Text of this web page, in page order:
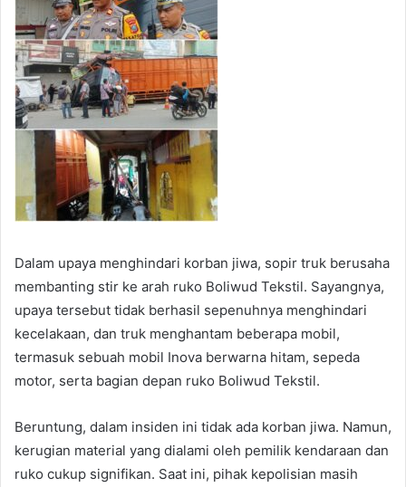
Dalam upaya menghindari korban jiwa, sopir truk berusaha
membanting stir ke arah ruko Boliwud Tekstil. Sayangnya,
upaya tersebut tidak berhasil sepenuhnya menghindari
kecelakaan, dan truk menghantam beberapa mobil,
termasuk sebuah mobil Inova berwarna hitam, sepeda
motor, serta bagian depan ruko Boliwud Tekstil.
Beruntung, dalam insiden ini tidak ada korban jiwa. Namun,
kerugian material yang dialami oleh pemilik kendaraan dan
ruko cukup signifikan. Saat ini, pihak kepolisian masih